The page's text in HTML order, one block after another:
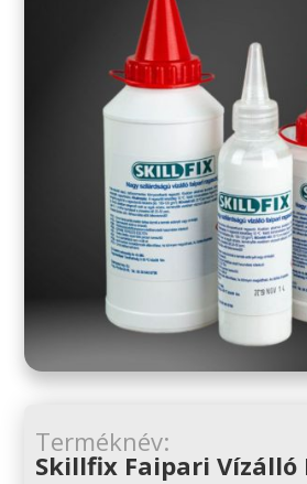
Terméknév:
Skillfix Faipari Vízálló